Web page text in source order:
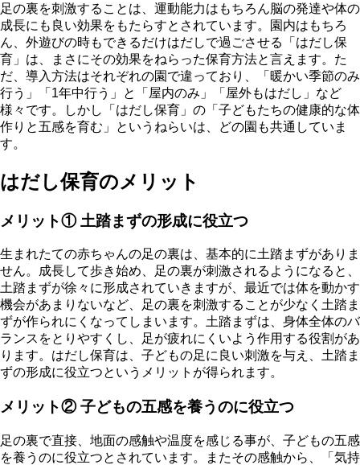
足の裏を刺激することは、運動能力はもちろん脳の発達や体の
成長にも良い効果をもたらすとされています。園内はもちろ
ん、外遊びの時もできるだけはだしで過ごさせる「はだし保
育」は、まさにその効果をねらった保育方法と言えます。た
だ、導入方法はそれぞれの園で違っており、「暖かい季節のみ
行う」「1年中行う」と「屋内のみ」「屋外もはだし」など
様々です。しかし「はだし保育」の「子どもたちの健康的な体
作りと五感を育む」というねらいは、どの園も共通していま
す。
はだし保育のメリット
メリット① 土踏まずの形成に役立つ
生まれたての赤ちゃんの足の裏は、基本的に土踏まずがありま
せん。成長して歩き始め、足の裏が刺激されるようになると、
土踏まずが徐々に形成されていきますが、最近では体を動かす
機会があまりないなど、足の裏を刺激することが少なく土踏ま
ずが作られにくなってしまいます。土踏まずは、身体全体のバ
ランスをとりやすくし、足が疲れにくいよう作用する役割があ
ります。はだし保育は、子どもの足に良い刺激を与え、土踏ま
ずの形成に役立つというメリットが得られます。
メリット② 子どもの五感を養うのに役立つ
足の裏で直接、地面の感触や温度を感じる事が、子どもの五感
を養うのに役立つとされています。またその感触から、「気持